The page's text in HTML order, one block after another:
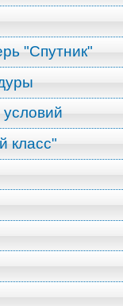
"Спутник"
класс"